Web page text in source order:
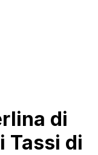
di
Tassi di